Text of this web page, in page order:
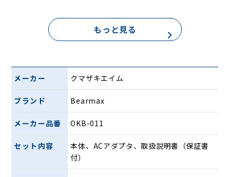
＜CDプレーヤー＞
速度可変再生：再生速度を11段階 （0.5倍〜1.5倍）で調整で
きます。
A-Bリピート再生：指定した区間を繰り返し再生します。
全曲リピート：１枚のCDを収録曲順に繰り返し再生します。
1曲リピート：任意の1曲を繰り返し再生出来ます。
もっと見る
メーカー クマザキエイム
ブランド Bearmax
メーカー品番 OKB-011
セット内容
本体、ACアダプタ、取扱説明書（保証書
付）